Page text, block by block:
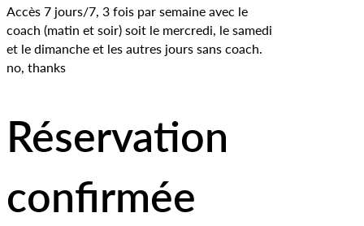
Accès 7 jours/7, 3 fois par semaine avec le
coach (matin et soir) soit le mercredi, le samedi
et le dimanche et les autres jours sans coach.
no, thanks
Réservation
confirmée